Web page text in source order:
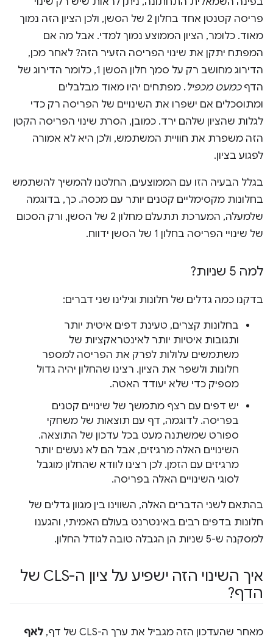
פריסה קטנטן אחד בחלון 2 של הסשן, ולכן הציון הזה נמוך
מאוד. כלומר, הציון הממוצע נמוך למדי. אבל מה אם
המפתח יתקן את שינוי הפריסה הזעיר הזה? לאחר מכן,
הדירוג מחושב רק על סמך חלון הסשן 1, כלומר הדירוג של
הדףכמעט מכפיל . מפתחים יהיו מאוד מבלבלים
ומתוסכלים אם ישפרו את השינויים של הפריסה רק כדי
לגלות שהציון שלהם ירד. כמובן, הסרת שינוי הפריסה הקטן
הזה משפרת את חוויית המשתמש, ולכן היא לא אמורה
לפגוע בציון.
בגלל הבעיה הזו עם הממוצעים, החלטנו להמשיך להשתמש
בחלונות מקסימליים קטנים יותר עם מכסה. כך, בדוגמה
שלמעלה, המערכת תתעלם מחלון 2 של הסשן, ורק הסכום
של שינויי הפריסה בחלון 1 של הסשן ידווח.
למה 5 שניות?
בדקנו כמה גדלים של חלונות וגילינו שני דברים:
בחלונות קצרים, טעינת דפים איטית יותר
ותגובות איטיות יותר לאינטראקציות של
משתמשים עלולות לפרק את הפריסה למספר
חלונות ולשפר את הציון. רצינו שהחלון יהיה גדול
מספיק כדי שלא יעודד האטה.
יש דפים עם רצף מתמשך של שינויים קטנים
בפריסה. לדוגמה, דף עם תוצאות של משחקי
ספורט שמשתנה מעט בכל עדכון של התוצאה.
השינויים האלה מרגיזים, אבל הם לא נעשים יותר
מרגיזים עם הזמן. לכן רצינו לוודא שהחלון מוגבל
לסוגי השינויים האלה בפריסה.
בהתאם לשני הדברים האלה, השווינו בין מגוון גדלים של
חלונות בדפים רבים באינטרנט בעולם האמיתי, והגענו
למסקנה ש-5 שניות הן הגבלה טובה לגודל החלון.
איך השינוי הזה ישפיע על ציון ה-CLS של
הדף?
מאחר שהעדכון הזה מגביל את ערך ה-CLS של דף,
לאף